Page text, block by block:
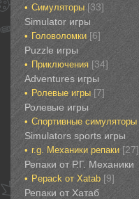
Симуляторы‎ [33]
Simulator игры
Головоломки‎ [6]
Puzzle игры
Приключения‎ [34]
Adventures игры
Ролевые игры‎ [7]
Ролевые игры‎‎‎‎‎‎
Спортивные‎ симуляторы
Simulators sports игры
r.g. Механики репаки [27]
Репаки от Р.Г. Механики
Рepack от Xatab [9]
Репаки от Хатаб